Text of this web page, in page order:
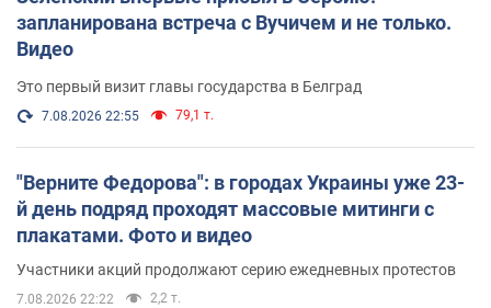
запланирована встреча с Вучичем и не только.
Видео
Это первый визит главы государства в Белград
7.08.2026 22:55 79,1 т.
"Верните Федорова": в городах Украины уже 23-
й день подряд проходят массовые митинги с
плакатами. Фото и видео
Участники акций продолжают серию ежедневных протестов
7.08.2026 22:22 2,2 т.